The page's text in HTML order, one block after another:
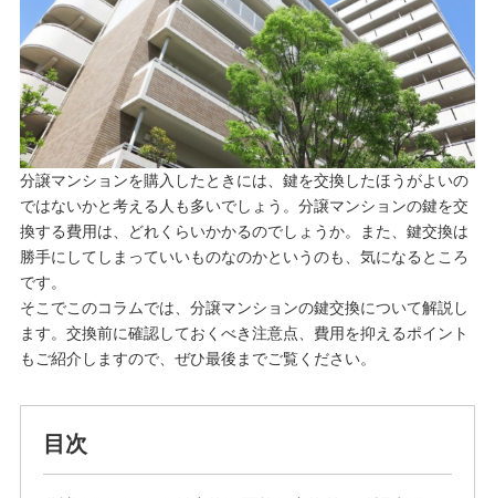
分譲マンションを購入したときには、鍵を交換したほうがよいの
ではないかと考える人も多いでしょう。分譲マンションの鍵を交
換する費用は、どれくらいかかるのでしょうか。また、鍵交換は
勝手にしてしまっていいものなのかというのも、気になるところ
です。
そこでこのコラムでは、分譲マンションの鍵交換について解説し
ます。交換前に確認しておくべき注意点、費用を抑えるポイント
もご紹介しますので、ぜひ最後までご覧ください。
目次